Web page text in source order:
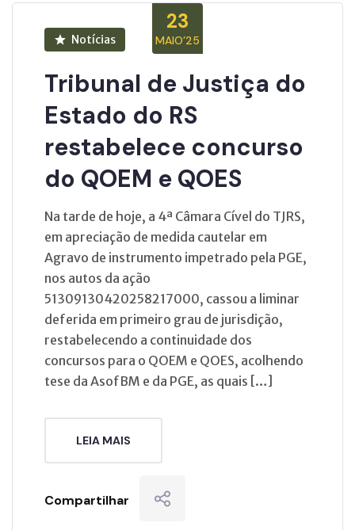
23
MAIO’25
Notícias
Tribunal de Justiça do
Estado do RS
restabelece concurso
do QOEM e QOES
Na tarde de hoje, a 4ª Câmara Cível do TJRS,
em apreciação de medida cautelar em
Agravo de instrumento impetrado pela PGE,
nos autos da ação
51309130420258217000, cassou a liminar
deferida em primeiro grau de jurisdição,
restabelecendo a continuidade dos
concursos para o QOEM e QOES, acolhendo
tese da AsofBM e da PGE, as quais […]
LEIA MAIS
Compartilhar